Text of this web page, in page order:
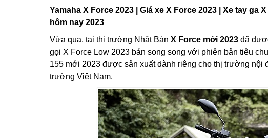
Yamaha X Force 2023 | Giá xe X Force 2023 | Xe tay ga
hôm nay 2023
Vừa qua, tại thị trường Nhật Bản X Force mới 2023 đã
gọi X Force Low 2023 bán song song với phiên bản tiêu
155 mới 2023 được sản xuất dành riêng cho thị trường
trường Việt Nam.